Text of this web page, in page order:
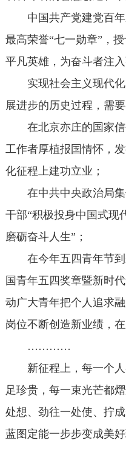
中国共产党建党百
最高荣誉“七一勋章”，
平凡英雄，为奋斗者注入
实现社会主义现代
展进步的历史过程，需
在北京亦庄的国家
工作者厚植报国情怀，
化征程上建功立业；
在中共中央政治局
干部“积极投身中国式现
磨砺奋斗人生”；
在今年五四青年节
国青年五四奖章暨新时
动广大青年把个人追求
岗位不断创造新业绩，
…………
新征程上，每一个
足珍贵，每一束光芒都
处想、劲往一处使、拧
蓝图定能一步步变成美